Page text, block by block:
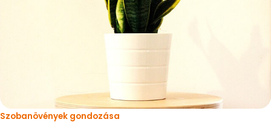
Szobanövények gondozása